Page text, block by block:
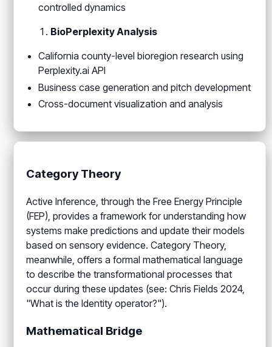
controlled dynamics
BioPerplexity Analysis
California county-level bioregion research using
Perplexity.ai API
Business case generation and pitch development
Cross-document visualization and analysis
Category Theory
Active Inference, through the Free Energy Principle
(FEP), provides a framework for understanding how
systems make predictions and update their models
based on sensory evidence. Category Theory,
meanwhile, offers a formal mathematical language
to describe the transformational processes that
occur during these updates (see: Chris Fields 2024,
"What is the Identity operator?").
Mathematical Bridge